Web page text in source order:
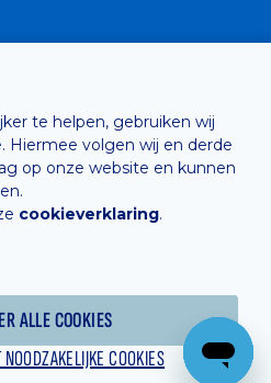
te helpen, gebruiken wij
Hiermee volgen wij en derde
op onze website en kunnen
cookieverklaring.
ALLE COOKIES
COOKIES